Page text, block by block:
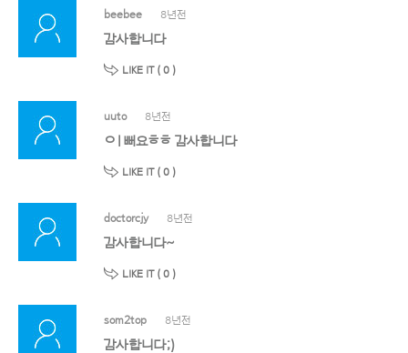
beebee 8년전
감사합니다
LIKE IT ( 0 )
uuto 8년전
ㅇㅣ뻐요ㅎㅎ 감사합니다
LIKE IT ( 0 )
doctorcjy 8년전
감사합니다~
LIKE IT ( 0 )
som2top 8년전
감사합니다;)